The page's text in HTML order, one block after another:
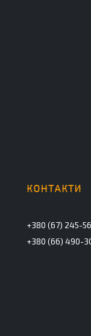
+380 (67) 245-
+380 (66) 490-